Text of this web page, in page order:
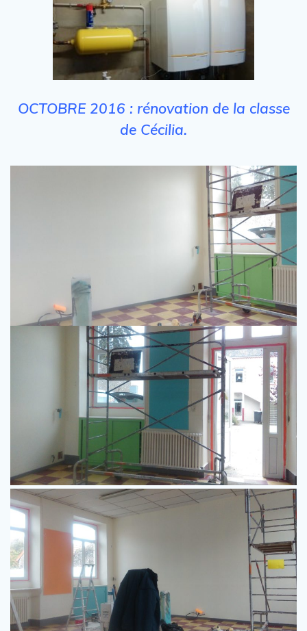
OCTOBRE 2016 : rénovation de la classe
de Cécilia.